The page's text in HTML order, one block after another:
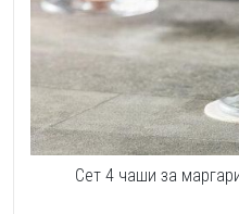
Сет 4 чаши за